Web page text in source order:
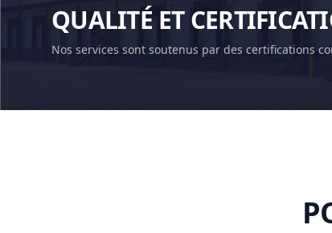
QUALITÉ ET
Nos services sont soutenus par des certifications